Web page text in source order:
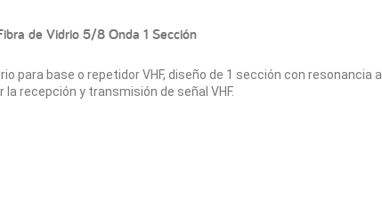
de Vidrio 5/8 Onda 1 Sección
para base o repetidor VHF, diseño de 1 sección con resonancia a
la recepción y transmisión de señal VHF.